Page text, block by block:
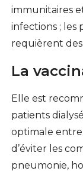
immunitaires
infections ; les
requièrent des
La
Elle est
patients
optimale
d’éviter les
pneumonie,